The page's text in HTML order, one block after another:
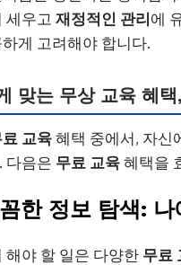
세우고 재정적인 관리에
게 고려해야 합니다.
맞는 무상 교육 혜
교육혜택 중에서, 자신
다음은 무료 교육혜택을
한 정보 탐색:
해야 할 일은 다양한 무료